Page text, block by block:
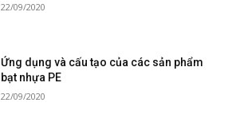
22/09/2020
Ứng dụng và cấu tạo của các sản phẩm
bạt nhựa PE
22/09/2020